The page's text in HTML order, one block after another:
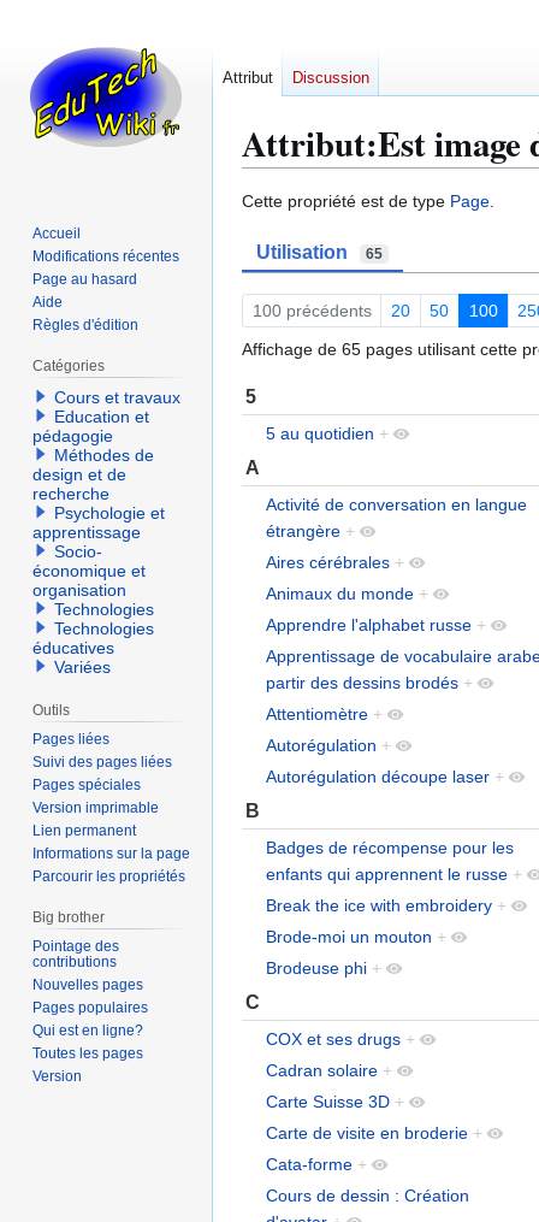
Attribut:Est image
Aller
navigation
Aller
recherche
Cette propriété est de type Page.
Utilisation 65
100 précédents 20 50 100
Affichage de 65 pages utilisant cette
5
5 au quotidien +
A
Activité de conversation en langue
étrangère +
Aires cérébrales +
Animaux du monde +
Apprendre l'alphabet russe +
Apprentissage de vocabulaire
partir des dessins brodés +
Attentiomètre +
Autorégulation +
Autorégulation découpe laser +
B
Badges de récompense pour les
enfants qui apprennent le russe +
Break the ice with embroidery +
Brode-moi un mouton +
Brodeuse phi +
C
COX et ses drugs +
Cadran solaire +
Carte Suisse 3D +
Carte de visite en broderie +
Cata-forme +
Cours de dessin : Création
Attribut Discussion
Accueil
Modifications récentes
Page au hasard
Aide
Règles d'édition
Catégories
Cours et travaux
Education et
pédagogie
Méthodes de
design et de
recherche
Psychologie et
apprentissage
Socio-
économique et
organisation
Technologies
Technologies
éducatives
Variées
Outils
Pages liées
Suivi des pages liées
Pages spéciales
Version imprimable
Lien permanent
Informations sur la page
Parcourir les propriétés
Big brother
Pointage des
contributions
Nouvelles pages
Pages populaires
Qui est en ligne?
Toutes les pages
Version